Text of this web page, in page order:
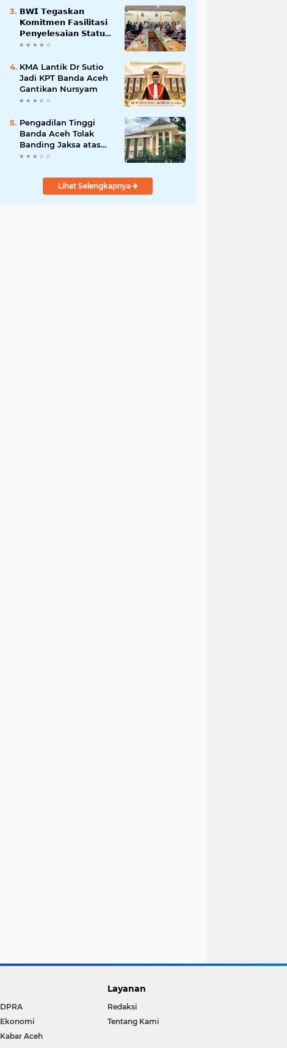
𝗕𝗪𝗜 𝗧𝗲𝗴𝗮𝘀𝗸𝗮𝗻
𝗞𝗼𝗺𝗶𝘁𝗺𝗲𝗻 𝗙𝗮𝘀𝗶𝗹𝗶𝘁𝗮𝘀𝗶
𝗣𝗲𝗻𝘆𝗲𝗹𝗲𝘀𝗮𝗶𝗮𝗻 𝗦𝘁𝗮𝘁𝘂𝘀
𝗪𝗮𝗸𝗮𝗳 𝗕𝗹𝗮𝗻𝗴 𝗣𝗮𝗱𝗮𝗻𝗴
KMA Lantik Dr Sutio
Jadi KPT Banda Aceh
Gantikan Nursyam
Pengadilan Tinggi
Banda Aceh Tolak
Banding Jaksa atas
Putusan Bebas Kasus
Lihat Selengkapnya
DPRA
Ekonomi
Kabar Aceh
Layanan
Redaksi
Tentang Kami